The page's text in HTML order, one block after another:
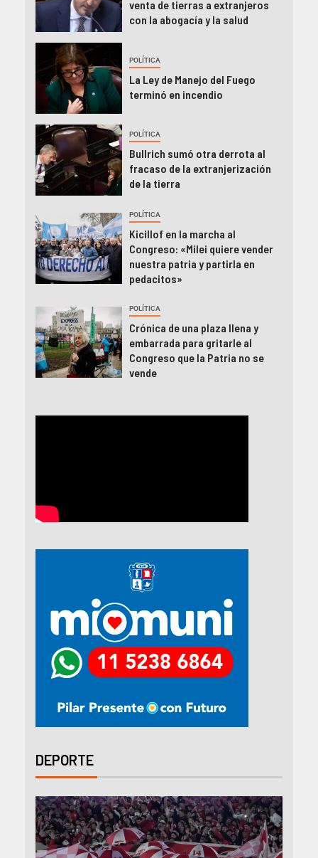
venta de tierras a extranjeros
con la abogacía y la salud
POLÍTICA
La Ley de Manejo del Fuego
terminó en incendio
POLÍTICA
Bullrich sumó otra derrota al
fracaso de la extranjerización
de la tierra
POLÍTICA
Kicillof en la marcha al
Congreso: «Milei quiere vender
nuestra patria y partirla en
pedacitos»
POLÍTICA
Crónica de una plaza llena y
embarrada para gritarle al
Congreso que la Patria no se
vende
DEPORTE